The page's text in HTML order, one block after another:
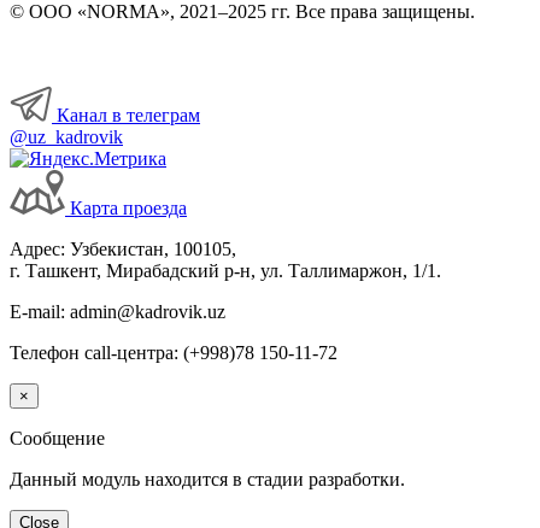
© ООО «NORMA», 2021–2025 гг. Все права защищены.
Канал в телеграм
@uz_kadrovik
Карта проезда
Адрес: Узбекистан, 100105,
г. Ташкент, Мирабадский р-н, ул. Таллимаржон, 1/1.
E-mail: admin@kadrovik.uz
Телефон call-центра: (+998)78 150-11-72
×
Сообщение
Данный модуль находится в стадии разработки.
Close